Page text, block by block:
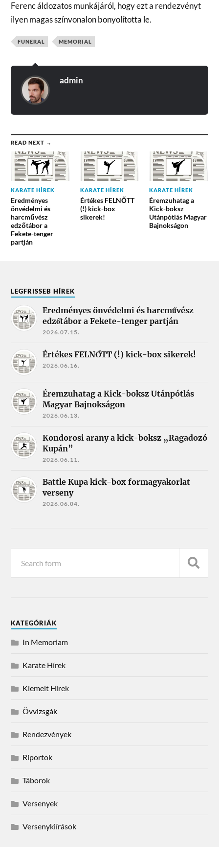
Ferenc áldozatos munkájáról, hogy ezt a rendezvényt
ilyen magas színvonalon bonyolította le.
FUNERAL MEMORIAL
admin
READ NEXT →
KARATE HÍREK
Eredményes
önvédelmi és
harcművész
edzőtábor a
Fekete-tenger
partján
KARATE HÍREK
Értékes FELNŐTT
(!) kick-box
sikerek!
KARATE HÍREK
Éremzuhatag a
Kick-boksz
Utánpótlás Magyar
Bajnokságon
LEGFRISSEB HÍREK
Eredményes önvédelmi és harcművész
edzőtábor a Fekete-tenger partján
2026.07.15.
Értékes FELNŐTT (!) kick-box sikerek!
2026.06.16.
Éremzuhatag a Kick-boksz Utánpótlás
Magyar Bajnokságon
2026.06.13.
Kondorosi arany a kick-boksz „Ragadozó
Kupán”
2026.06.11.
Battle Kupa kick-box formagyakorlat
verseny
2026.06.04.
KATEGÓRIÁK
In Memoriam
Karate Hírek
Kiemelt Hírek
Övvizsgák
Rendezvények
Riportok
Táborok
Versenyek
Versenykiírások